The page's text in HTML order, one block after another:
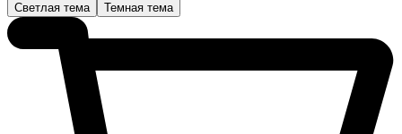
Светлая тема Темная тема